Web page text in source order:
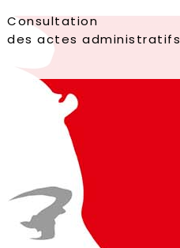
Consultation
des actes administratifs